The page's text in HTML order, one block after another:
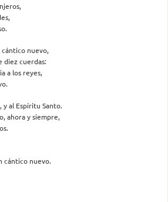
nuevo,
diez cuerdas:
a los reyes,
y al Espíritu Santo.
ahora y siempre,
cántico nuevo.